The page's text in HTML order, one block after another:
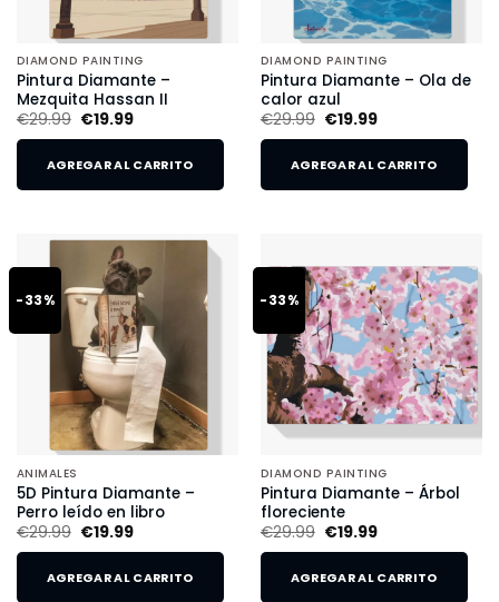
DIAMOND PAINTING
Pintura Diamante –
Mezquita Hassan II
€29.99 €19.99
AGREGAR AL CARRITO
DIAMOND PAINTING
Pintura Diamante – Ola de
calor azul
€29.99 €19.99
AGREGAR AL CARRITO
-33%
ANIMALES
5D Pintura Diamante –
Perro leído en libro
€29.99 €19.99
AGREGAR AL CARRITO
-33%
DIAMOND PAINTING
Pintura Diamante – Árbol
floreciente
€29.99 €19.99
AGREGAR AL CARRITO